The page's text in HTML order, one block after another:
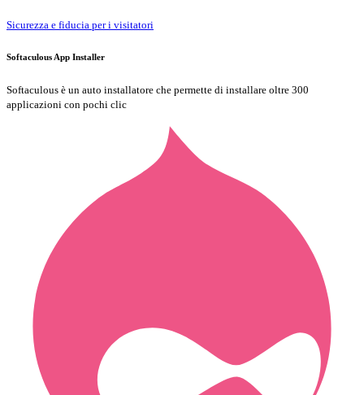
Sicurezza e fiducia per i visitatori
Softaculous App Installer
Softaculous è un auto installatore che permette di installare oltre 300
applicazioni con pochi clic